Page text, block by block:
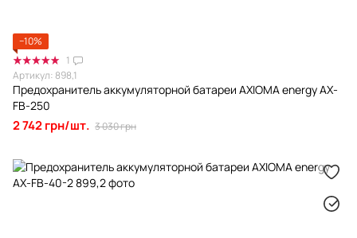
−10%
1
Артикул: 898,1
Предохранитель аккумуляторной батареи AXIOMA energy АХ-
FB-250
2 742 грн/шт. 3 030 грн